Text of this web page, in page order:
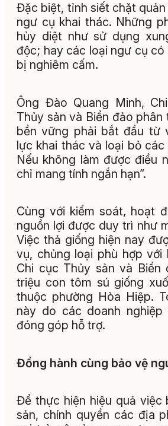
Đặc biệt, tỉnh siết chặt
ngư cụ khai thác. Những
hủy diệt như sử dụng
độc; hay các loại ngư cụ
bị nghiêm cấm.
Ông Đào Quang Minh,
Thủy sản và Biển đảo phân
bền vững phải bắt đầu từ
lực khai thác và loại bỏ
Nếu không làm được điều
chỉ mang tính ngắn hạn”.
Cùng với kiểm soát, hoạt
nguồn lợi được duy trì như
Việc thả giống hiện nay
vụ, chủng loại phù hợp với
Chi cục Thủy sản và
triệu con tôm sú giống
thuộc phường Hòa Hiệp.
này do các doanh
đóng góp hỗ trợ.
Đồng hành cùng bảo vệ
Để thực hiện hiệu quả việc
sản, chính quyền các địa